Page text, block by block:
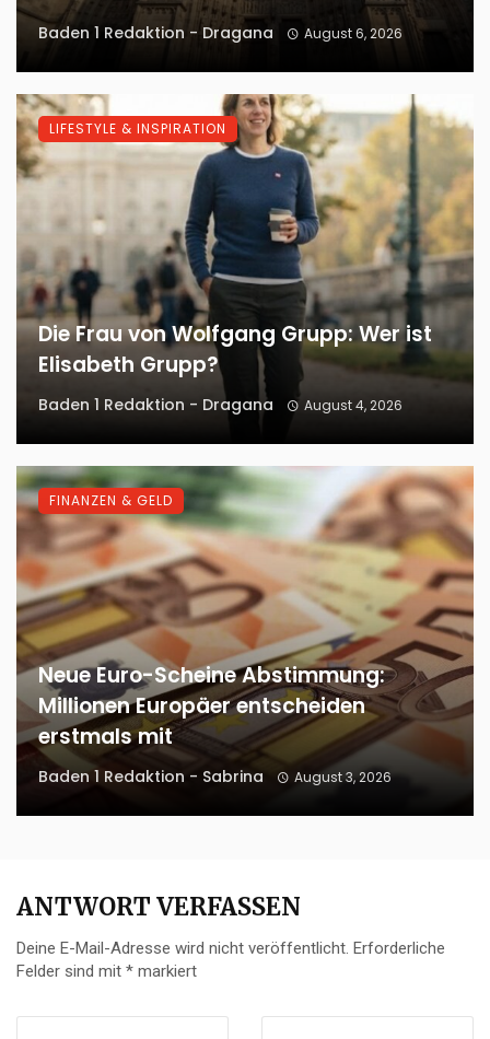
Baden 1 Redaktion - Dragana August 6, 2026
Die Frau von Wolfgang Grupp: Wer ist
Elisabeth Grupp?
Baden 1 Redaktion - Dragana August 4, 2026
LIFESTYLE & INSPIRATION
Neue Euro-Scheine Abstimmung:
Millionen Europäer entscheiden
erstmals mit
Baden 1 Redaktion - Sabrina August 3, 2026
FINANZEN & GELD
ANTWORT VERFASSEN
Deine E-Mail-Adresse wird nicht veröffentlicht. Erforderliche
Felder sind mit * markiert